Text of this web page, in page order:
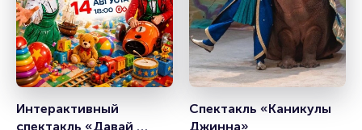
Интерактивный
спектакль «Давай
Спектакль «Каникулы
Джинна»